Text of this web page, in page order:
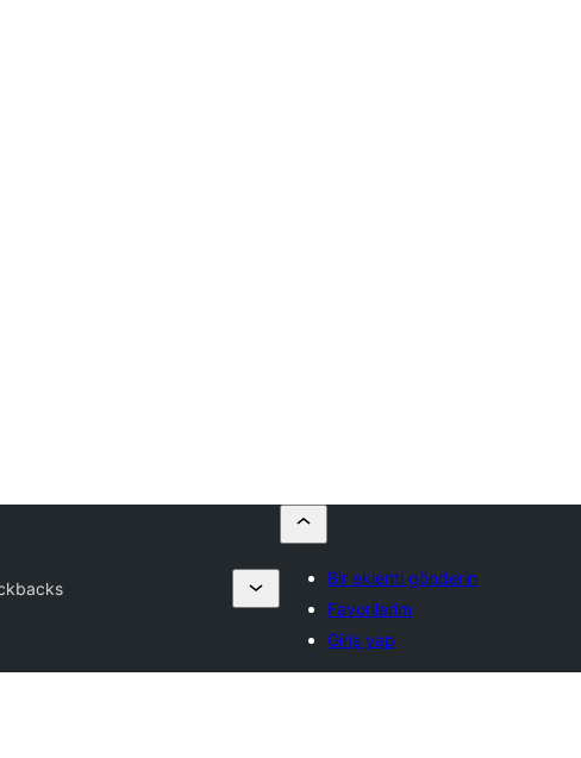
Bir eklenti gönderin
Favorilerim
Giriş yap